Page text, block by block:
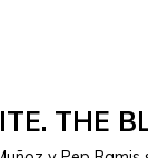
THE